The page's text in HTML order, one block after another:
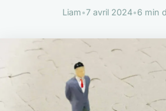
Liam•7 avril 2024•6 min